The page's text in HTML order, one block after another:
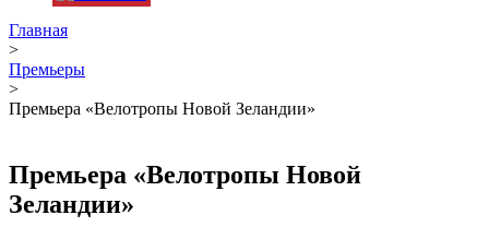
Главная
>
Премьеры
>
Премьера «Велотропы Новой Зеландии»
Премьера «Велотропы Новой
Зеландии»